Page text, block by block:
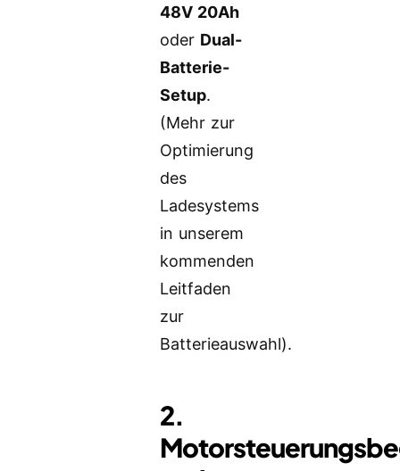
48V 20Ah
oder Dual-
Batterie-
Setup.
(Mehr zur
Optimierung
des
Ladesystems
in unserem
kommenden
Leitfaden
zur
Batterieauswahl).
2.